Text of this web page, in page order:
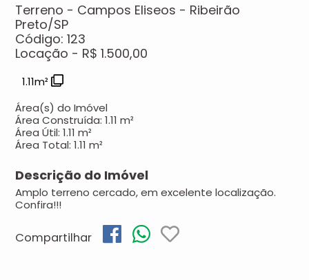
Terreno - Campos Eliseos - Ribeirão
Preto/SP
Código: 123
Locação - R$ 1.500,00
1.11m²
Área(s) do Imóvel
Área Construída:1.11 m²
Área Útil:1.11 m²
Área Total:1.11 m²
Descrição do Imóvel
Amplo terreno cercado, em excelente localização.
Confira!!!
Compartilhar